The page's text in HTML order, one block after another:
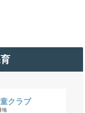
クラブ
地